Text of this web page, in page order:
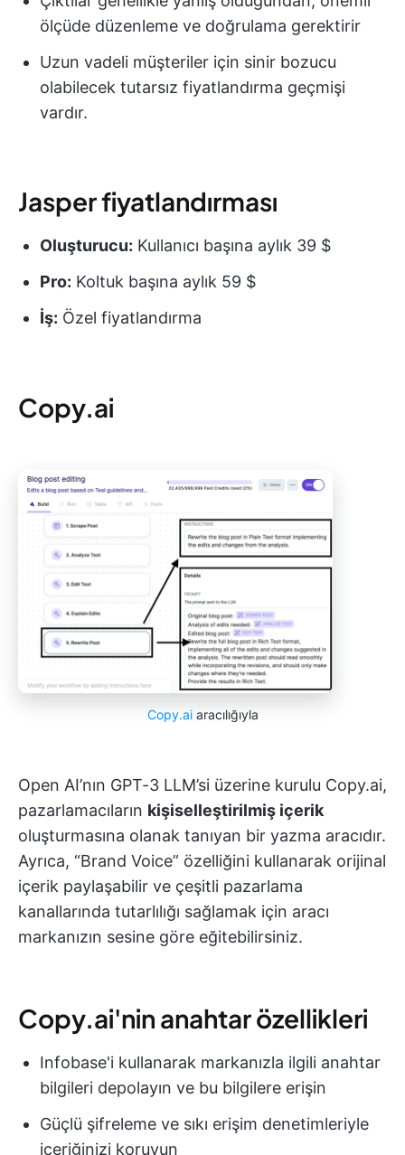
ölçüde düzenleme ve doğrulama gerektirir
Uzun vadeli müşteriler için sinir bozucu
olabilecek tutarsız fiyatlandırma geçmişi
vardır.
Jasper fiyatlandırması
Oluşturucu: Kullanıcı başına aylık 39 $
Pro: Koltuk başına aylık 59 $
İş: Özel fiyatlandırma
Copy.ai
Copy.aiaracılığıyla
Open AI’nın GPT-3 LLM’si üzerine kurulu Copy.ai,
pazarlamacıların kişiselleştirilmiş içerik
oluşturmasına olanak tanıyan bir yazma aracıdır.
Ayrıca, “Brand Voice” özelliğini kullanarak orijinal
içerik paylaşabilir ve çeşitli pazarlama
kanallarında tutarlılığı sağlamak için aracı
markanızın sesine göre eğitebilirsiniz.
Copy.ai'nin anahtar özellikleri
Infobase'i kullanarak markanızla ilgili anahtar
bilgileri depolayın ve bu bilgilere erişin
Güçlü şifreleme ve sıkı erişim denetimleriyle
içeriğinizi koruyun